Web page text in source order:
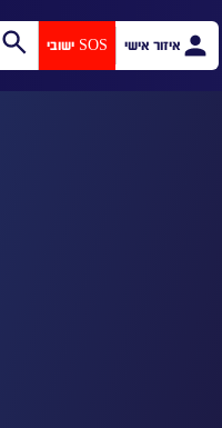
איזור אישי SOS ישובי